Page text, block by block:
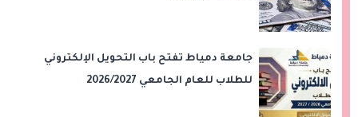
جامعة دمياط تفتح باب التحويل الإلكتروني
للطلاب للعام الجامعي 2026/2027